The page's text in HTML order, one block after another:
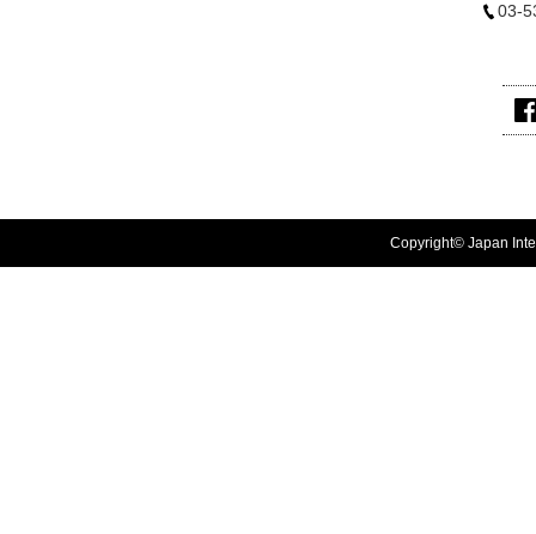
03-
Copyright© Japan